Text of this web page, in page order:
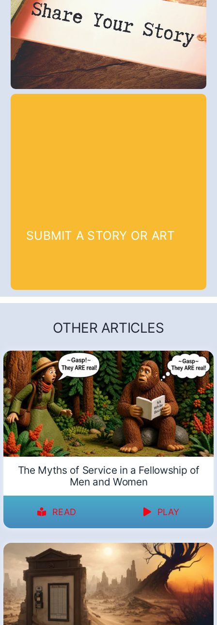
SUBMIT A STORY OR ART
OTHER ARTICLES
The Myths of Service in a Fellowship of
Men and Women
READ PLAY